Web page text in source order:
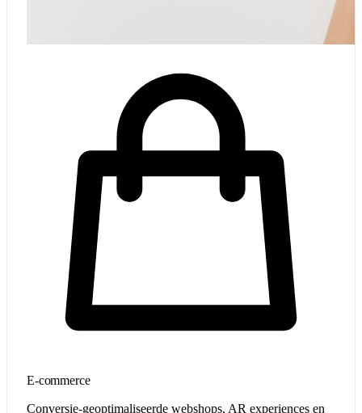
E-commerce
Conversie-geoptimaliseerde webshops, AR experiences en